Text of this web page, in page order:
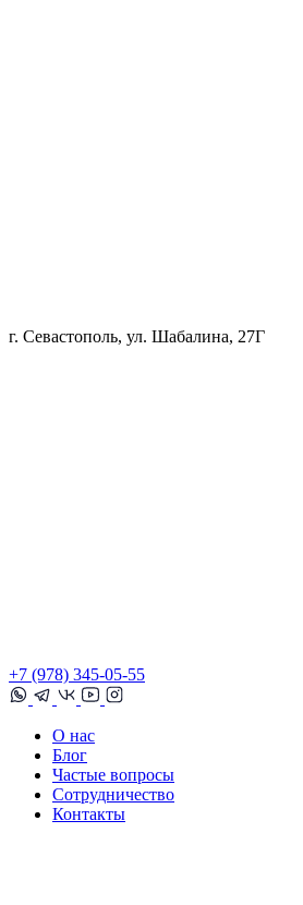
г. Севастополь, ул. Шабалина, 27Г
+7 (978) 345-05-55
О нас
Блог
Частые вопросы
Сотрудничество
Контакты